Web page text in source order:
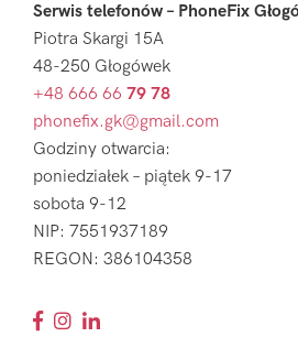
Serwis telefonów – PhoneFix
Piotra Skargi 15A
48-250 Głogówek
+48 666 66 79 78
phonefix.gk@gmail.com
Godziny otwarcia:
poniedziałek – piątek 9-17
sobota 9-12
NIP: 7551937189
REGON: 386104358